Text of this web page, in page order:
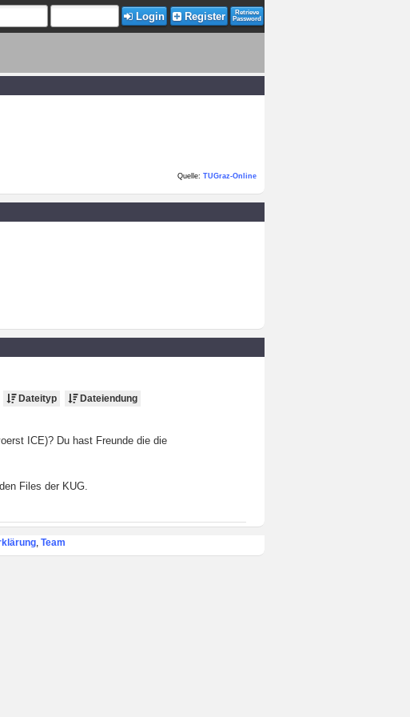
Login Register
Retrieve
Password
Quelle: TUGraz-Online
Dateityp Dateiendung
ICE)? Du hast Freunde die die
Files der KUG.
, Team